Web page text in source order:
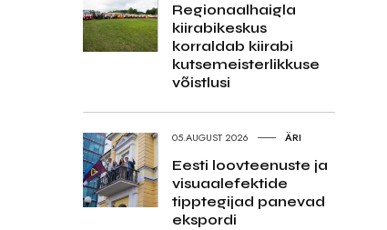
Regionaalhaigla
kiirabikeskus
korraldab kiirabi
kutsemeisterlikkuse
võistlusi
05.AUGUST 2026 ÄRI
Eesti loovteenuste ja
visuaalefektide
tipptegijad panevad
ekspordi